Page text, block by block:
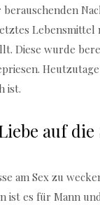
Lebensmittel
Diese wurde
ist.
auf die
am Sex zu
es für Mann